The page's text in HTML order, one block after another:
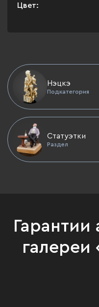
Цвет:
Нэцкэ
Подкатегория
Статуэтки
Раздел
Гарантии